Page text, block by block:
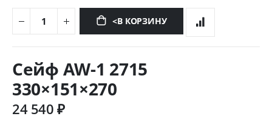
<В КОРЗИНУ
началу
изображений
Сейф AW-1 2715
330×151×270
24 540 ₽